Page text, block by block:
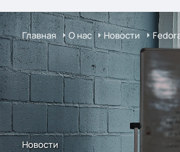
Главная О нас Новости
Новости